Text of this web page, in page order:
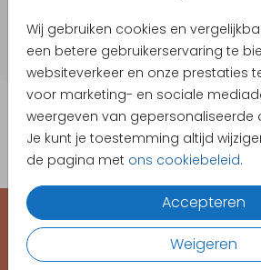
Wij gebruiken cookies en
een betere gebruikerservaring te
websiteverkeer en onze prestaties
voor marketing- en sociale
weergeven van gepersonaliseerde
Je kunt je toestemming altijd
de pagina met ons cookiebeleid.
Accepteren
Weigeren
EEN KAARTJE VOOR ELK